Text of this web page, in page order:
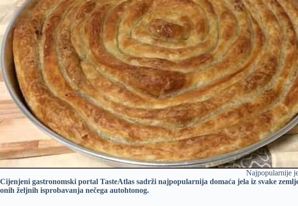
Najpopularnije
Cijenjeni gastronomski portal TasteAtlas sadrži najpopularnija domaća jela iz svake
onih željnih isprobavanja nečega autohtonog.